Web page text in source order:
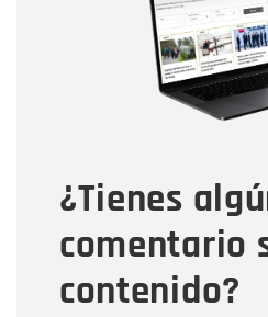
¿Tienes
comentario
contenido?
Correo electrónico
Tipo de comentario
Mensaje